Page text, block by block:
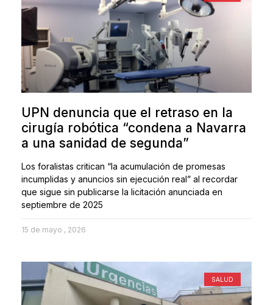
UPN denuncia que el retraso en la
cirugía robótica “condena a Navarra
a una sanidad de segunda”
Los foralistas critican “la acumulación de promesas
incumplidas y anuncios sin ejecución real” al recordar
que sigue sin publicarse la licitación anunciada en
septiembre de 2025
15 de mayo , 2026
SALUD